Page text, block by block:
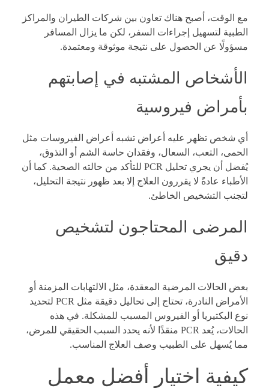
مع الوقت، أصبح هناك تعاون بين شركات الطيران والمراكز
الطبية لتسهيل إجراءات السفر، لكن ما يزال المسافر
مسؤولًا عن الحصول على نتيجة موثوقة ومعتمدة.
الأشخاص المشتبه في إصابتهم
بأمراض فيروسية
أي شخص تظهر عليه أعراض تشبه أعراض الفيروسات مثل
الحمى، التعب، السعال، وفقدان حاسة الشم أو التذوق،
يُفضل أن يجري تحليل PCR للتأكد من حالته الصحية. كما أن
الأطباء عادةً لا يقررون العلاج إلا بعد ظهور نتيجة التحليل،
لتجنب التشخيص الخاطئ.
المرضى المحتاجون لتشخيص
دقيق
بعض الحالات المرضية المعقدة، مثل الالتهابات المزمنة أو
الأمراض النادرة، تحتاج إلى تحاليل دقيقة مثل PCR لتحديد
نوع البكتيريا أو الفيروس المسبب للمشكلة. في هذه
الحالات، يُعد PCR منقذًا لأنه يحدد السبب الحقيقي للمرض،
مما يُسهل على الطبيب وصف العلاج المناسب.
كيفية اختيار أفضل معمل